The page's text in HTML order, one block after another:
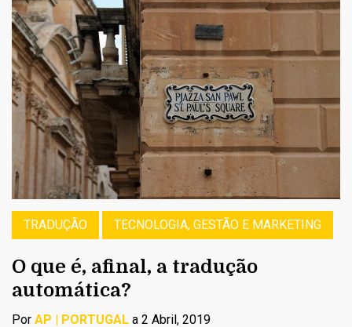
TRADUÇÃO TECNOLOGIA, GESTÃO E MARKETING
O que é, afinal, a tradução
automática?
Por AP | PORTUGAL a 2 Abril, 2019